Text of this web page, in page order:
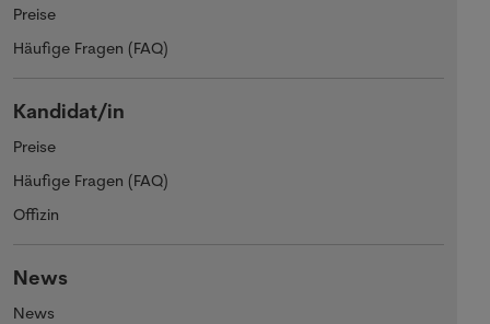
Preise
Häufige Fragen (FAQ)
Kandidat/in
Preise
Häufige Fragen (FAQ)
Offizin
News
News